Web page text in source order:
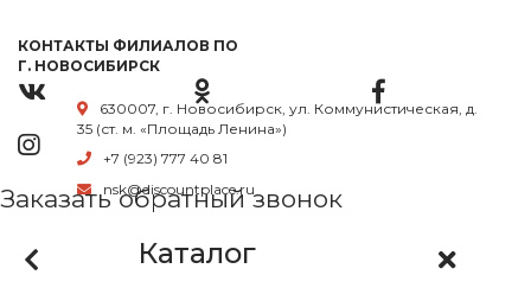
КОНТАКТЫ ФИЛИАЛОВ ПО
Г. НОВОСИБИРСК
630007, г. Новосибирск, ул. Коммунистическая, д.
35 (ст. м. «Площадь Ленина»)
+7 (923) 777 40 81
nsk@discountplace.ru
Заказать обратный звонок
Каталог